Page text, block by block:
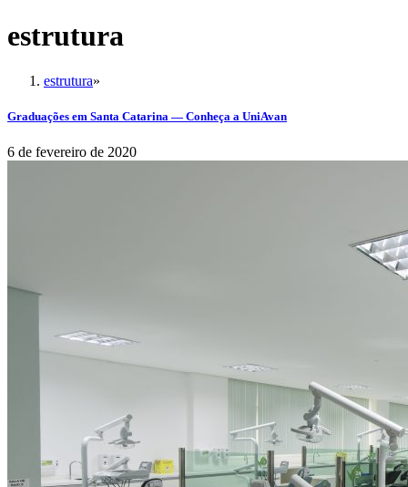
estrutura
estrutura»
Graduações em Santa Catarina — Conheça a UniAvan
6 de fevereiro de 2020